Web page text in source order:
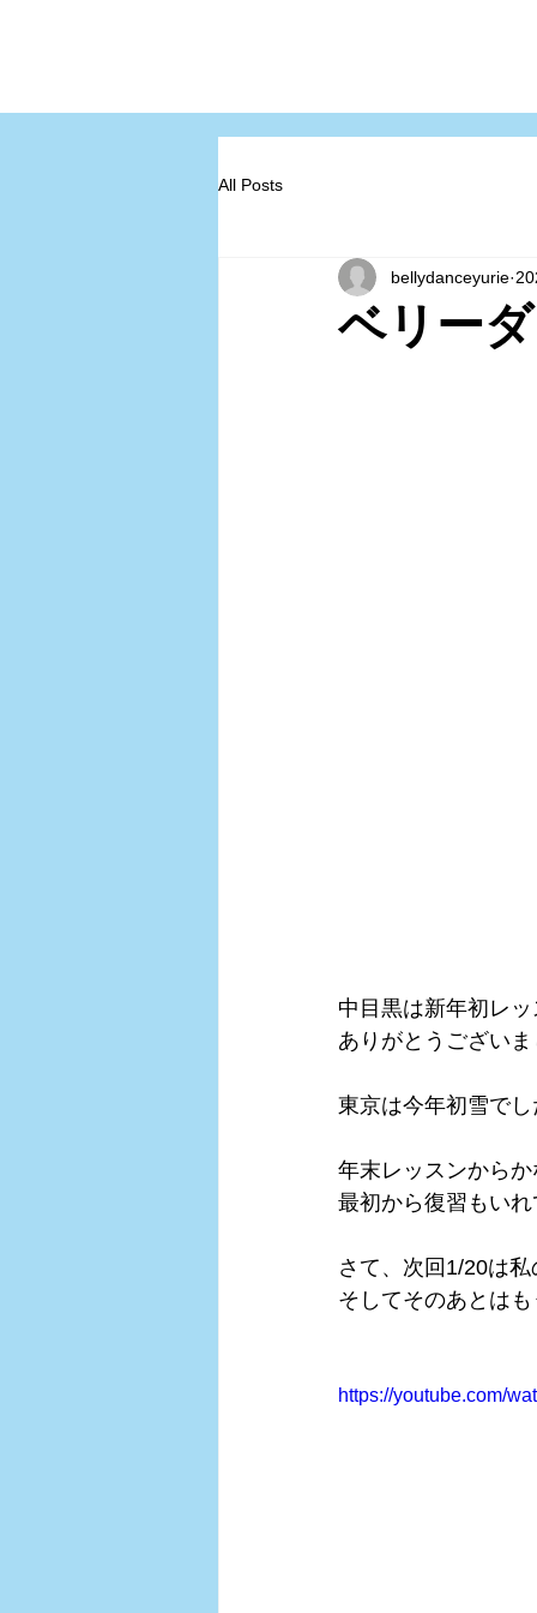
All Posts
ベリー
bellydanceyurie
中目黒は新年初レ
ありがとうございま
東京は今年初雪で
年末レッスンから
最初から復習もい
さて、次回1/20は
そしてそのあとは
https://youtube.com/